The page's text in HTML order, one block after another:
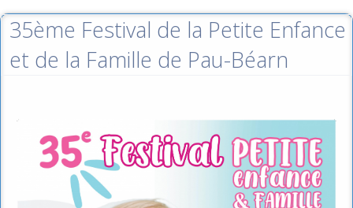
35ème Festival de la Petite Enfance
et de la Famille de Pau-Béarn